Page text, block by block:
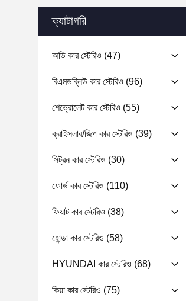
ক্যাটাগরি
অডি কার স্টেরিও (47)
বিএমডব্লিউ কার স্টেরিও (96)
শেভ্রোলেট কার স্টেরিও (55)
ক্রাইসলার/জিপ কার স্টেরিও (39)
সিট্রন কার স্টেরিও (30)
ফোর্ড কার স্টেরিও (110)
ফিয়াট কার স্টেরিও (38)
হোন্ডা কার স্টেরিও (58)
HYUNDAI কার স্টেরিও (68)
কিয়া কার স্টেরিও (75)